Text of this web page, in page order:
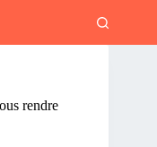
rendre